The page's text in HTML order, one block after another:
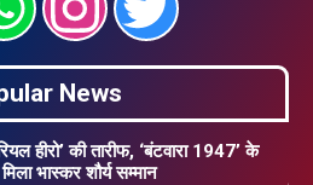
News
हीरो’ की तारीफ, ‘बंटवारा 1947’ के
भास्कर शौर्य सम्मान